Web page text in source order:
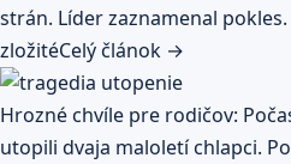
strán. Líder zaznamenal
zložitéCelý článok →
Hrozné chvíle pre rodičov:
utopili dvaja maloletí chlapci.